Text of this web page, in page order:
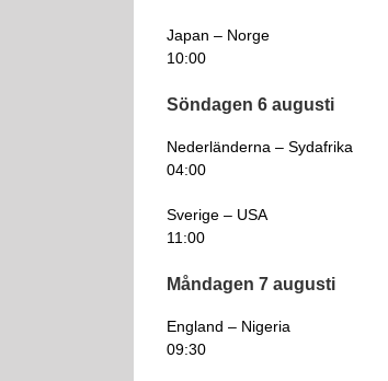
Japan – Norge
10:00
Söndagen 6 augusti
Nederländerna – Sydafrika
04:00
Sverige – USA
11:00
Måndagen 7 augusti
England – Nigeria
09:30